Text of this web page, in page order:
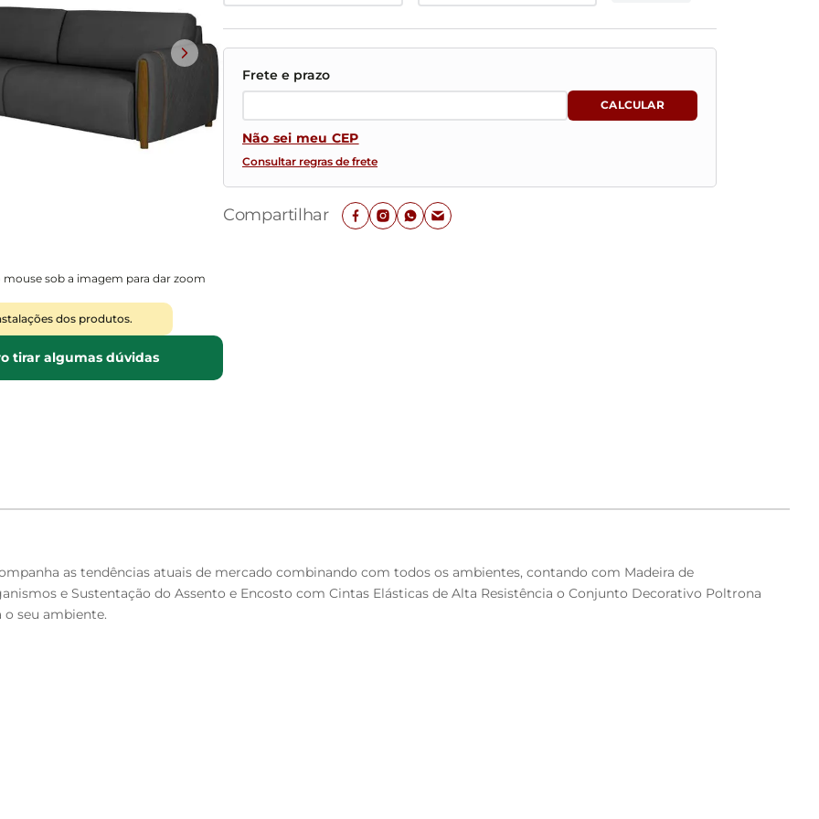
Baú Organizador
Ver todos
mouse sob a imagem para dar zoom
dos produtos.
tirar algumas dúvidas
Não sei meu CEP
Consultar regras de frete
Compartilhar
as tendências atuais de mercado combinando com todos os ambientes, contando com Madeira de
e Sustentação do Assento e Encosto com Cintas Elásticas de Alta Resistência o Conjunto Decorativo Poltrona
o seu ambiente.